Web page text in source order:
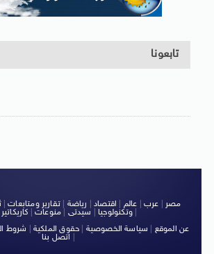
تابعونا
مصر عرب عالم اقتصاد رياضة |تقارير ومتابعات|
وتكنولوجيا| سيدتى منوعات كاريكاتير
|
عن الموقع
سياسة الخصوصية حقوق الملكية شروط
اتصل بنا